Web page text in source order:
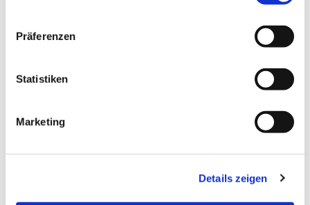
Präferenzen
Statistiken
Marketing
Details zeigen